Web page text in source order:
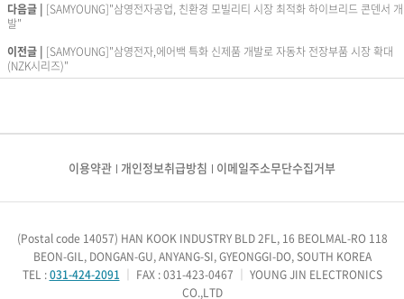
다음글 | [SAMYOUNG]"삼영전자공업, 친환경 모빌리티 시장 최적화 하이브리드 콘덴서 개
발"
이전글 | [SAMYOUNG]"삼영전자,에어백 특화 신제품 개발로 자동차 전장부품 시장 확대
(NZK시리즈)"
이용약관 개인정보취급방침 이메일주소무단수집거부
(Postal code 14057) HAN KOOK INDUSTRY BLD 2FL, 16 BEOLMAL-RO 118
BEON-GIL, DONGAN-GU, ANYANG-SI, GYEONGGI-DO, SOUTH KOREA
TEL :031-424-2091 FAX : 031-423-0467
YOUNG JIN ELECTRONICS
CO.,LTD